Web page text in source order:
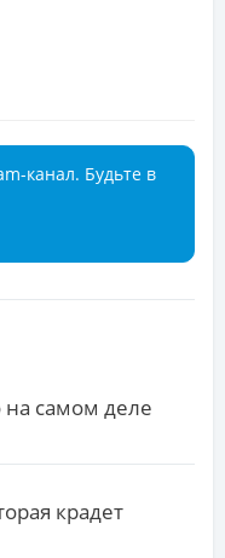
канал. Будьте в
на самом деле
крадет